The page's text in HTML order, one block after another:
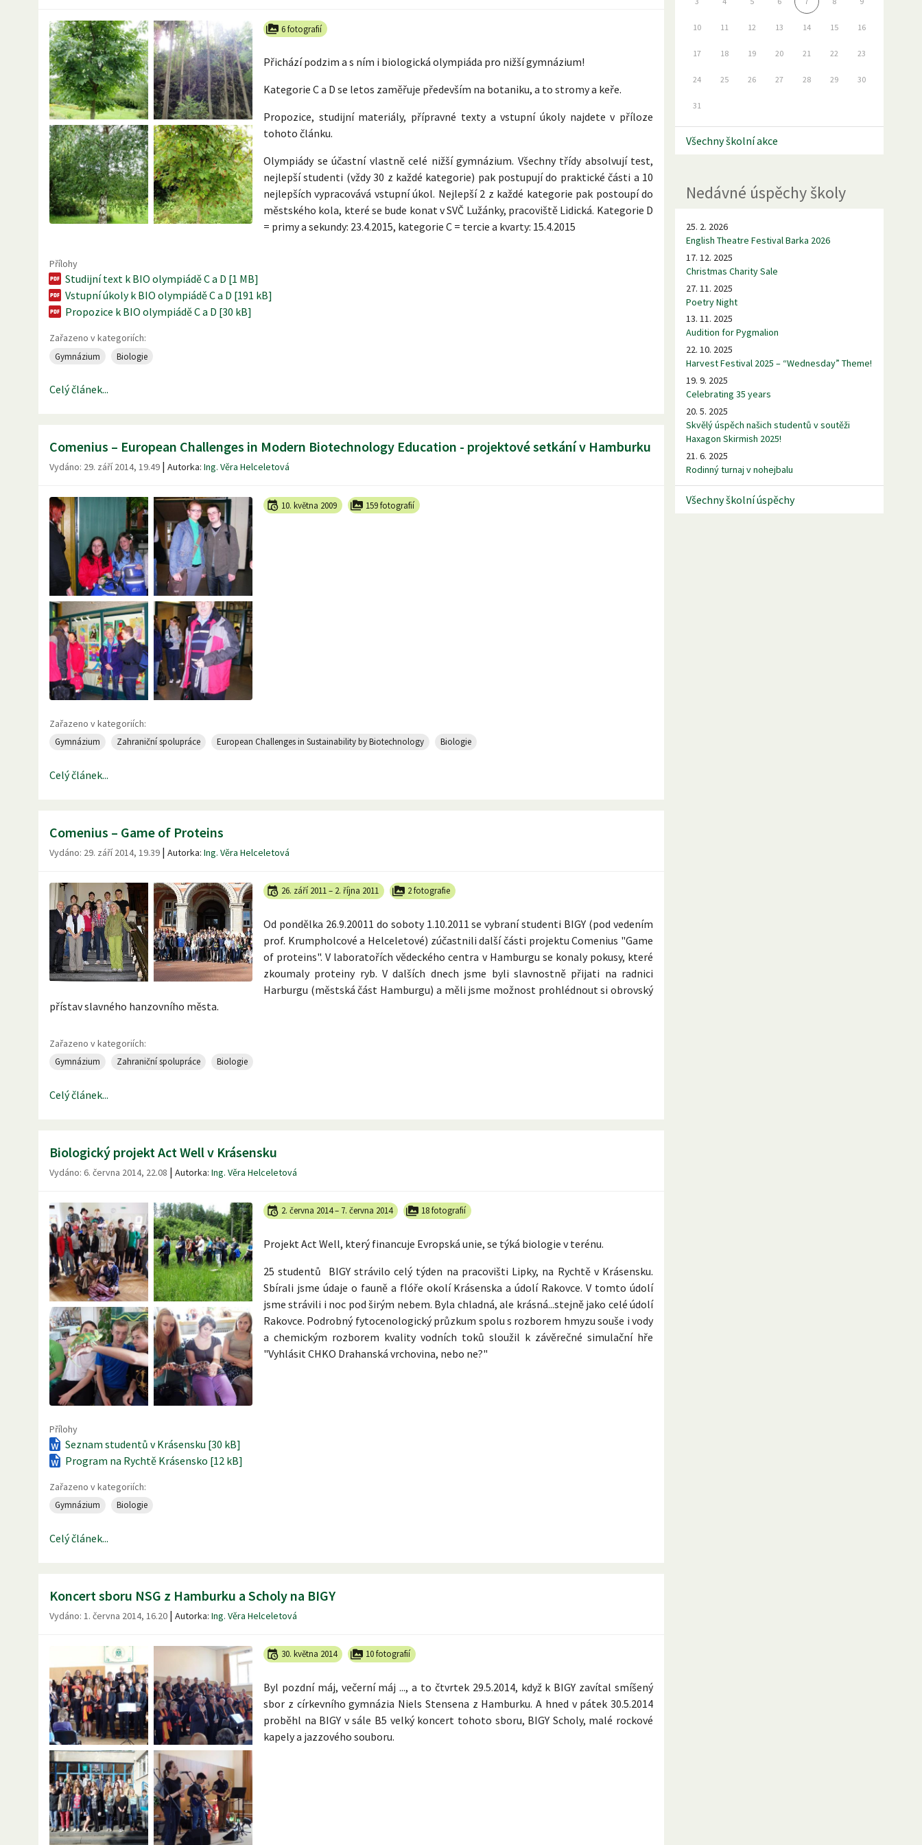
6 fotografií
Přichází podzim a s ním i biologická olympiáda pro nižší gymnázium!
Kategorie C a D se letos zaměřuje především na botaniku, a to stromy a keře.
Propozice, studijní materiály, přípravné texty a vstupní úkoly najdete v příloze
tohoto článku.
Olympiády se účastní vlastně celé nižší gymnázium. Všechny třídy absolvují test,
nejlepší studenti (vždy 30 z každé kategorie) pak postupují do praktické části a 10
nejlepších vypracovává vstupní úkol. Nejlepší 2 z každé kategorie pak postoupí do
městského kola, které se bude konat v SVČ Lužánky, pracoviště Lidická. Kategorie D
= primy a sekundy: 23.4.2015, kategorie C = tercie a kvarty: 15.4.2015
Přílohy
Studijní text k BIO olympiádě C a D [1 MB]
Vstupní úkoly k BIO olympiádě C a D [191 kB]
Propozice k BIO olympiádě C a D [30 kB]
Zařazeno v kategoriích:
Gymnázium Biologie
Celý článek...
Comenius – European Challenges in Modern Biotechnology Education - projektové setkání v Hamburku
Vydáno: 29. září 2014, 19.49 | Autorka: Ing. Věra Helceletová
10. května 2009 159 fotografií
Zařazeno v kategoriích:
Gymnázium Zahraniční spolupráce European Challenges in Sustainability by Biotechnology Biologie
Celý článek...
Comenius – Game of Proteins
Vydáno: 29. září 2014, 19.39 | Autorka: Ing. Věra Helceletová
26. září 2011– 2. října 2011 2 fotografie
Od pondělka 26.9.20011 do soboty 1.10.2011 se vybraní studenti BIGY (pod vedením
prof. Krumpholcové a Helceletové) zúčastnili další části projektu Comenius "Game
of proteins". V laboratořích vědeckého centra v Hamburgu se konaly pokusy, které
zkoumaly proteiny ryb. V dalších dnech jsme byli slavnostně přijati na radnici
Harburgu (městská část Hamburgu) a měli jsme možnost prohlédnout si obrovský
přístav slavného hanzovního města.
Zařazeno v kategoriích:
Gymnázium Zahraniční spolupráce Biologie
Celý článek...
Biologický projekt Act Well v Krásensku
Vydáno: 6. června 2014, 22.08 | Autorka: Ing. Věra Helceletová
2. června 2014– 7. června 2014 18 fotografií
Projekt Act Well, který financuje Evropská unie, se týká biologie v terénu.
25 studentů BIGY strávilo celý týden na pracovišti Lipky, na Rychtě v Krásensku.
Sbírali jsme údaje o fauně a flóře okolí Krásenska a údolí Rakovce. V tomto údolí
jsme strávili i noc pod širým nebem. Byla chladná, ale krásná...stejně jako celé údolí
Rakovce. Podrobný fytocenologický průzkum spolu s rozborem hmyzu souše i vody
a chemickým rozborem kvality vodních toků sloužil k závěrečné simulační hře
"Vyhlásit CHKO Drahanská vrchovina, nebo ne?"
Přílohy
Seznam studentů v Krásensku [30 kB]
Program na Rychtě Krásensko [12 kB]
Zařazeno v kategoriích:
Gymnázium Biologie
Celý článek...
Koncert sboru NSG z Hamburku a Scholy na BIGY
Vydáno: 1. června 2014, 16.20 | Autorka: Ing. Věra Helceletová
30. května 2014 10 fotografií
Byl pozdní máj, večerní máj ..., a to čtvrtek 29.5.2014, když k BIGY zavítal smíšený
sbor z církevního gymnázia Niels Stensena z Hamburku. A hned v pátek 30.5.2014
proběhl na BIGY v sále B5 velký koncert tohoto sboru, BIGY Scholy, malé rockové
kapely a jazzového souboru.
10 11 12 13 14 15 16
17 18 19 20 21 22 23
24 25 26 27 28 29 30
31
Všechny školní akce
Nedávné úspěchy školy
25. 2. 2026
English Theatre Festival Barka 2026
17. 12. 2025
Christmas Charity Sale
27. 11. 2025
Poetry Night
13. 11. 2025
Audition for Pygmalion
22. 10. 2025
Harvest Festival 2025 – “Wednesday” Theme!
19. 9. 2025
Celebrating 35 years
20. 5. 2025
Skvělý úspěch našich studentů v soutěži
Haxagon Skirmish 2025!
21. 6. 2025
Rodinný turnaj v nohejbalu
Všechny školní úspěchy